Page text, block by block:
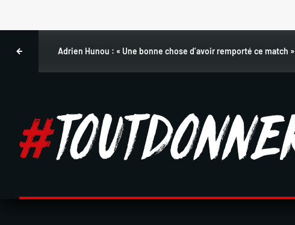
Adrien Hunou : « Une bonne chose d’avoir remporté ce match »